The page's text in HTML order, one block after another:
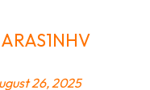
26, 2025